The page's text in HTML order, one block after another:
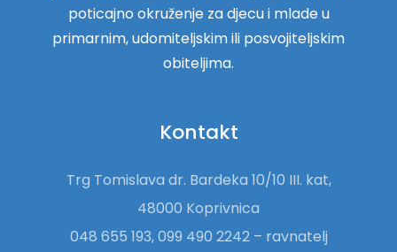
poticajno okruženje za djecu i mlade u
primarnim, udomiteljskim ili posvojiteljskim
obiteljima.
Kontakt
Trg Tomislava dr. Bardeka 10/10 III. kat,
48000 Koprivnica
048 655 193, 099 490 2242 – ravnatelj